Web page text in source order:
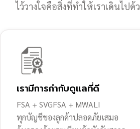
ไว้วางใจคือสิ่งที่ทำให้เราเดินไปด้
เรามีการกำกับดูแลที่ดี
FSA + SVGFSA + MWALI
ทุกบัญชีของลูกค้าปลอดภัยเสมอ